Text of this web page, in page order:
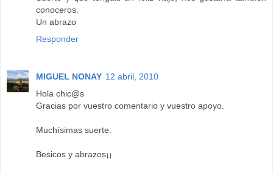
conoceros.
Un abrazo
Responder
MIGUEL NONAY 12 abril, 2010
Hola chic@s
Gracias por vuestro comentario y vuestro apoyo.
Muchísimas suerte.
Besicos y abrazos¡¡